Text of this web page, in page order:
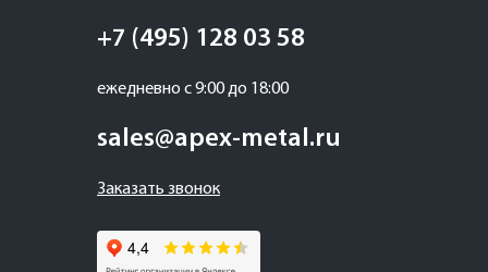
+7 (495) 128 03 58
ежедневно с 9:00 до 18:00
sales@apex-metal.ru
Заказать звонок